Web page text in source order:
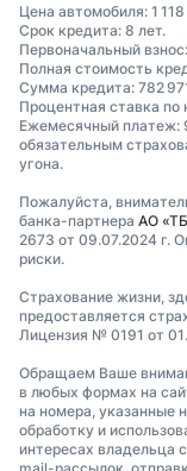
Цена автомобиля: 1
Срок кредита: 8 лет.
Первоначальный
Полная стоимость
Сумма кредита: 782
Процентная ставка по
Ежемесячный платеж:
обязательным
угона.
Пожалуйста,
банка-партнера АО
2673 от 09.07.2024 г.
риски.
Страхование жизни,
предоставляется
Лицензия № 0191 от
Обращаем Ваше
в любых формах на
на номера, указанные
обработку и
интересах владельца